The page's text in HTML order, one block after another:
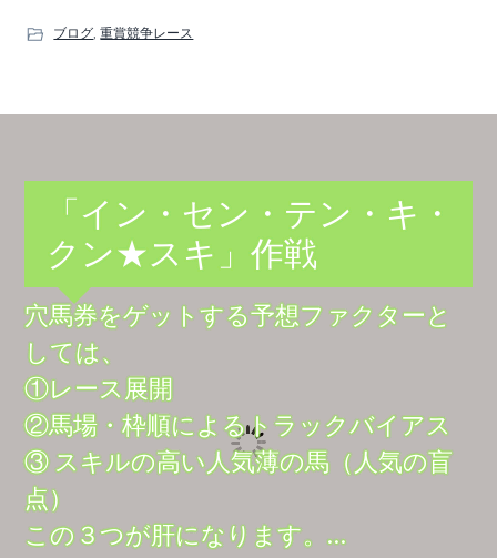
ブログ,重賞競争レース
「イン・セン・テン・キ・
クン★スキ」作戦
穴馬券をゲットする予想ファクターと
しては、
①レース展開
②馬場・枠順によるトラックバイアス
③ スキルの高い人気薄の馬（人気の盲
点）
この３つが肝になります。…